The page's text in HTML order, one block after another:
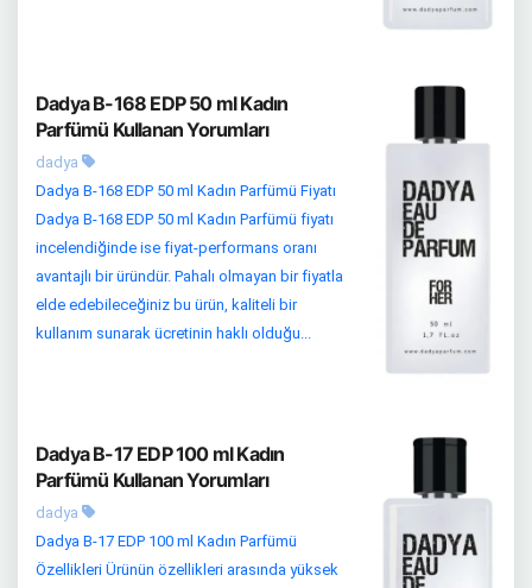
Dadya B-168 EDP 50 ml Kadın
Parfümü Kullanan Yorumları
dadya
Dadya B-168 EDP 50 ml Kadın Parfümü Fiyatı
Dadya B-168 EDP 50 ml Kadın Parfümü fiyatı
incelendiğinde ise fiyat-performans oranı
avantajlı bir üründür. Pahalı olmayan bir fiyatla
elde edebileceğiniz bu ürün, kaliteli bir
kullanım sunarak ücretinin haklı olduğu...
Dadya B-17 EDP 100 ml Kadın
Parfümü Kullanan Yorumları
dadya
Dadya B-17 EDP 100 ml Kadın Parfümü
Özellikleri Ürünün özellikleri arasında yüksek